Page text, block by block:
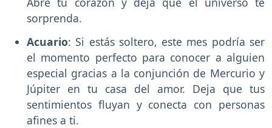
sorprenda.
Acuario: Si estás soltero, este mes podría ser
el momento perfecto para conocer a alguien
especial gracias a la conjunción de Mercurio y
Júpiter en tu casa del amor. Deja que tus
sentimientos fluyan y conecta con personas
afines a ti.